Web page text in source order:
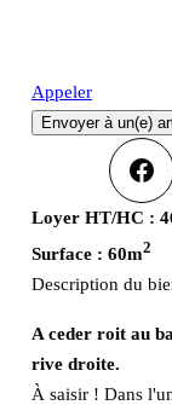
Appeler
Envoyer à un(e)
Loyer HT/HC :
Surface : 60m2
Description du
A ceder roit au
rive droite.
À saisir ! Dans